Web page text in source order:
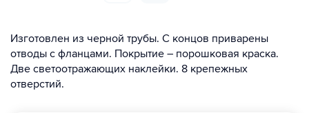
Изготовлен из черной трубы. С концов приварены
отводы с фланцами. Покрытие – порошковая краска.
Две светоотражающих наклейки. 8 крепежных
отверстий.